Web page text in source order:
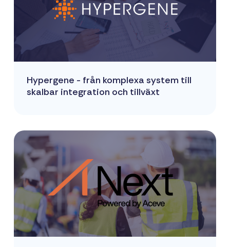
Hypergene - från komplexa system till
skalbar integration och tillväxt